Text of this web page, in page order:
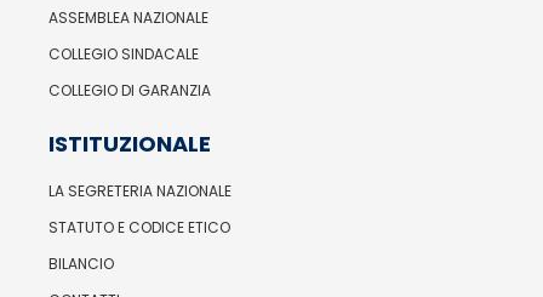
ASSEMBLEA NAZIONALE
COLLEGIO SINDACALE
COLLEGIO DI GARANZIA
ISTITUZIONALE
LA SEGRETERIA NAZIONALE
STATUTO E CODICE ETICO
BILANCIO